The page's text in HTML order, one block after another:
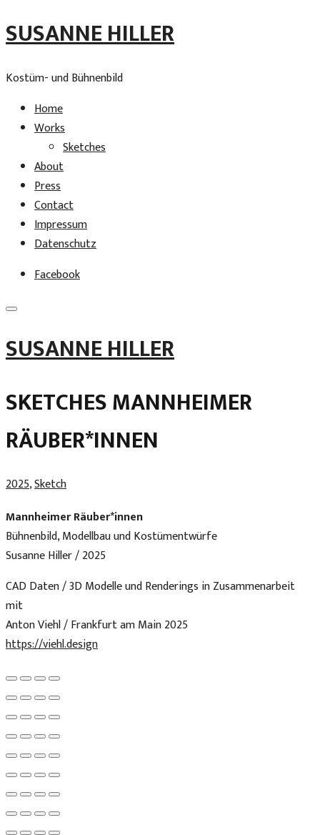
SUSANNE HILLER
Kostüm- und Bühnenbild
Home
Works
Sketches
About
Press
Contact
Impressum
Datenschutz
Facebook
Skip
to
SUSANNE HILLER
SKETCHES MANNHEIMER
RÄUBER*INNEN
2025,Sketch
Mannheimer Räuber*innen
Bühnenbild, Modellbau und Kostümentwürfe
Susanne Hiller / 2025
CAD Daten / 3D Modelle und Renderings in Zusammenarbeit
mit
Anton Viehl / Frankfurt am Main 2025
https://viehl.design